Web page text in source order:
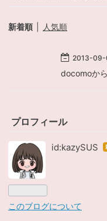
新着順 人気順
2013-09-
docomoか
プロフィール
id:kazySUS
このブログについて